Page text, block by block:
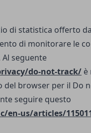
di statistica offerto
di monitorare le
seguente
do-not-track/ è
browser per il Do
seguire questo
us/articles/